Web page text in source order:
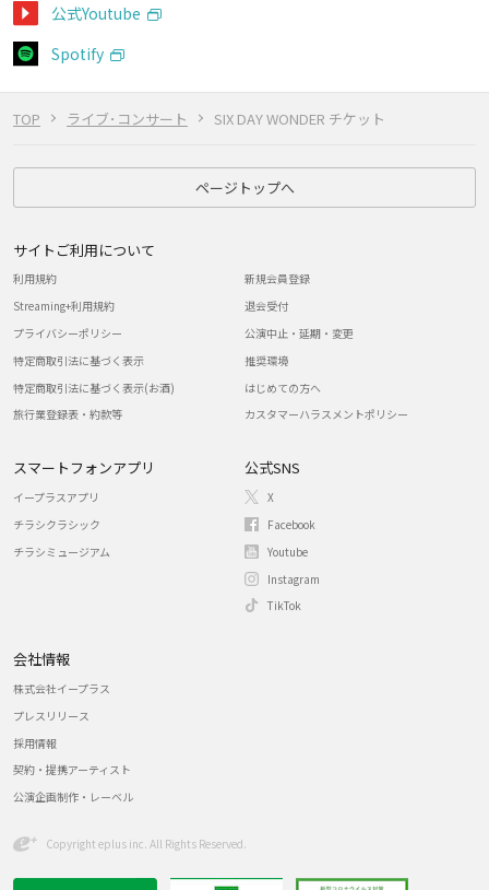
TOP ライブ･コンサート SIX DAY WONDER チケット
公式Youtube
Spotify
ページトップへ
サイトご利用について
利用規約
Streaming+利用規約
プライバシーポリシー
特定商取引法に基づく表示
特定商取引法に基づく表示(お酒)
旅行業登録表・約款等
新規会員登録
退会受付
公演中止・延期・変更
推奨環境
はじめての方へ
カスタマーハラスメントポリシー
スマートフォンアプリ
イープラスアプリ
チラシクラシック
チラシミュージアム
公式SNS
X
Facebook
Youtube
Instagram
TikTok
会社情報
株式会社イープラス
プレスリリース
採用情報
契約・提携アーティスト
公演企画制作・レーベル
Copyright eplus inc. All Rights Reserved.